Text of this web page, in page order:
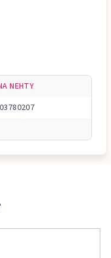
NEHTY